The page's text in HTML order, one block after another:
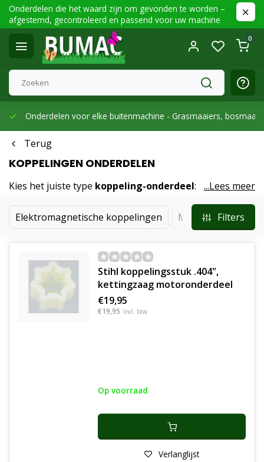
Onderdelen die het waard zijn om gevonden te worden –
afgestemd, gecontroleerd en passend voor uw machine
0
Onderdelen voor elke buitenmachine - Grasmaaiers,
Terug
KOPPELINGEN ONDERDELEN
Kies het juiste type koppeling-onderdeel:
mechanisch met hendel en kabel. Let op diameter,
schroefgaten, spanning (12V) en draairichting. Geschikt
...Lees meer
Elektromagnetische koppelingen Mechanische
Filters
Stihl koppelingsstuk .404",
kettingzaag motoronderdeel
€19,95
€19,95 Incl. btw
Op voorraad
Verlanglijst